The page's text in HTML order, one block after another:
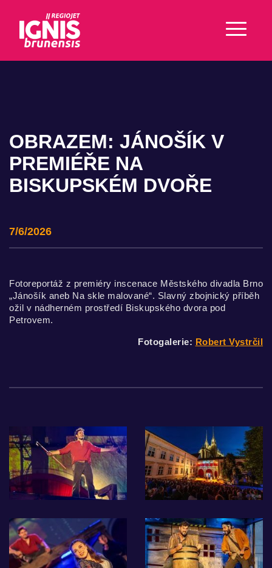
OBRAZEM: JÁNOŠÍK V
PREMIÉŘE NA
BISKUPSKÉM DVOŘE
7/6/2026
Fotoreportáž z premiéry inscenace Městského divadla Brno
„Jánošík aneb Na skle malované“. Slavný zbojnický příběh
ožil v nádherném prostředí Biskupského dvora pod
Petrovem.
Fotogalerie: Robert Vystrčil